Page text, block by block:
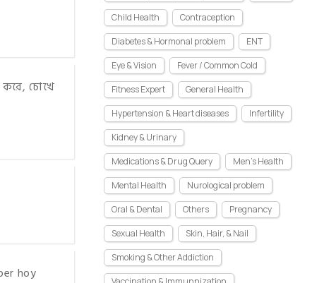
চোখে
hoy
Child Health
Contraception
Diabetes & Hormonal problem
ENT
Eye & Vision
Fever / Common Cold
Fitness Expert
General Health
Hypertension & Heart diseases
Infertility
Kidney & Urinary
Medications & Drug Query
Men's Health
Mental Health
Nurological problem
Oral & Dental
Others
Pregnancy
Sexual Health
Skin, Hair, & Nail
Smoking & Other Addiction